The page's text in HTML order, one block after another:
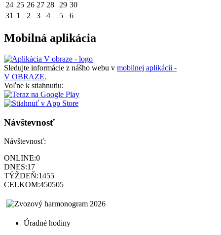
24 25 26 27 28 29 30
31 1 2 3 4 5 6
Mobilná aplikácia
Sledujte informácie z nášho webu v mobilnej aplikácii -
V OBRAZE.
Voľne k stiahnutiu:
Návštevnosť
Návštevnosť:
ONLINE:0
DNES:17
TÝŽDEŇ:1455
CELKOM:450505
Úradné hodiny